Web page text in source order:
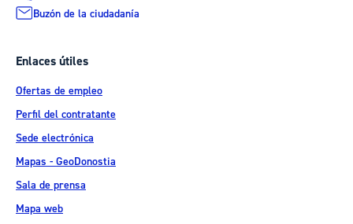
Buzón de la ciudadanía
Enlaces útiles
Ofertas de empleo
Perfil del contratante
Sede electrónica
Mapas - GeoDonostia
Sala de prensa
Mapa web